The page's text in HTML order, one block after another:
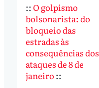
:: O golpismo
bolsonarista: do
bloqueio das
estradas às
consequências dos
ataques de 8 de
janeiro ::